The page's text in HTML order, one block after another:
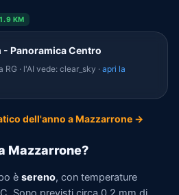
KM
- Panoramica Centro
RG · l'AI vede: clear_sky · apri la
dell'anno a Mazzarrone →
Mazzarrone?
è sereno, con temperature